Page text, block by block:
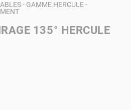
- GAMME HERCULE -
135° HERCULE